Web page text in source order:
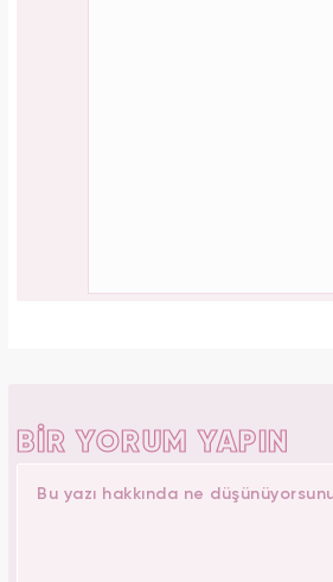
BİR YORUM YAPIN